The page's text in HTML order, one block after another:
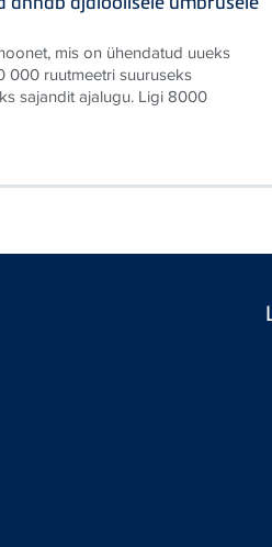
mis on ühendatud uueks
000 ruutmeetri suuruseks
sajandit ajalugu. Ligi 8000